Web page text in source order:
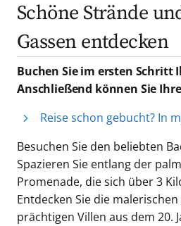
Schöne Strände
Gassen entdecken
Buchen Sie im ersten Schritt
Anschließend können Sie
Reise schon gebucht? In
Besuchen Sie den beliebten
Spazieren Sie entlang der
Promenade, die sich über 3
Entdecken Sie die
prächtigen Villen aus dem 20.